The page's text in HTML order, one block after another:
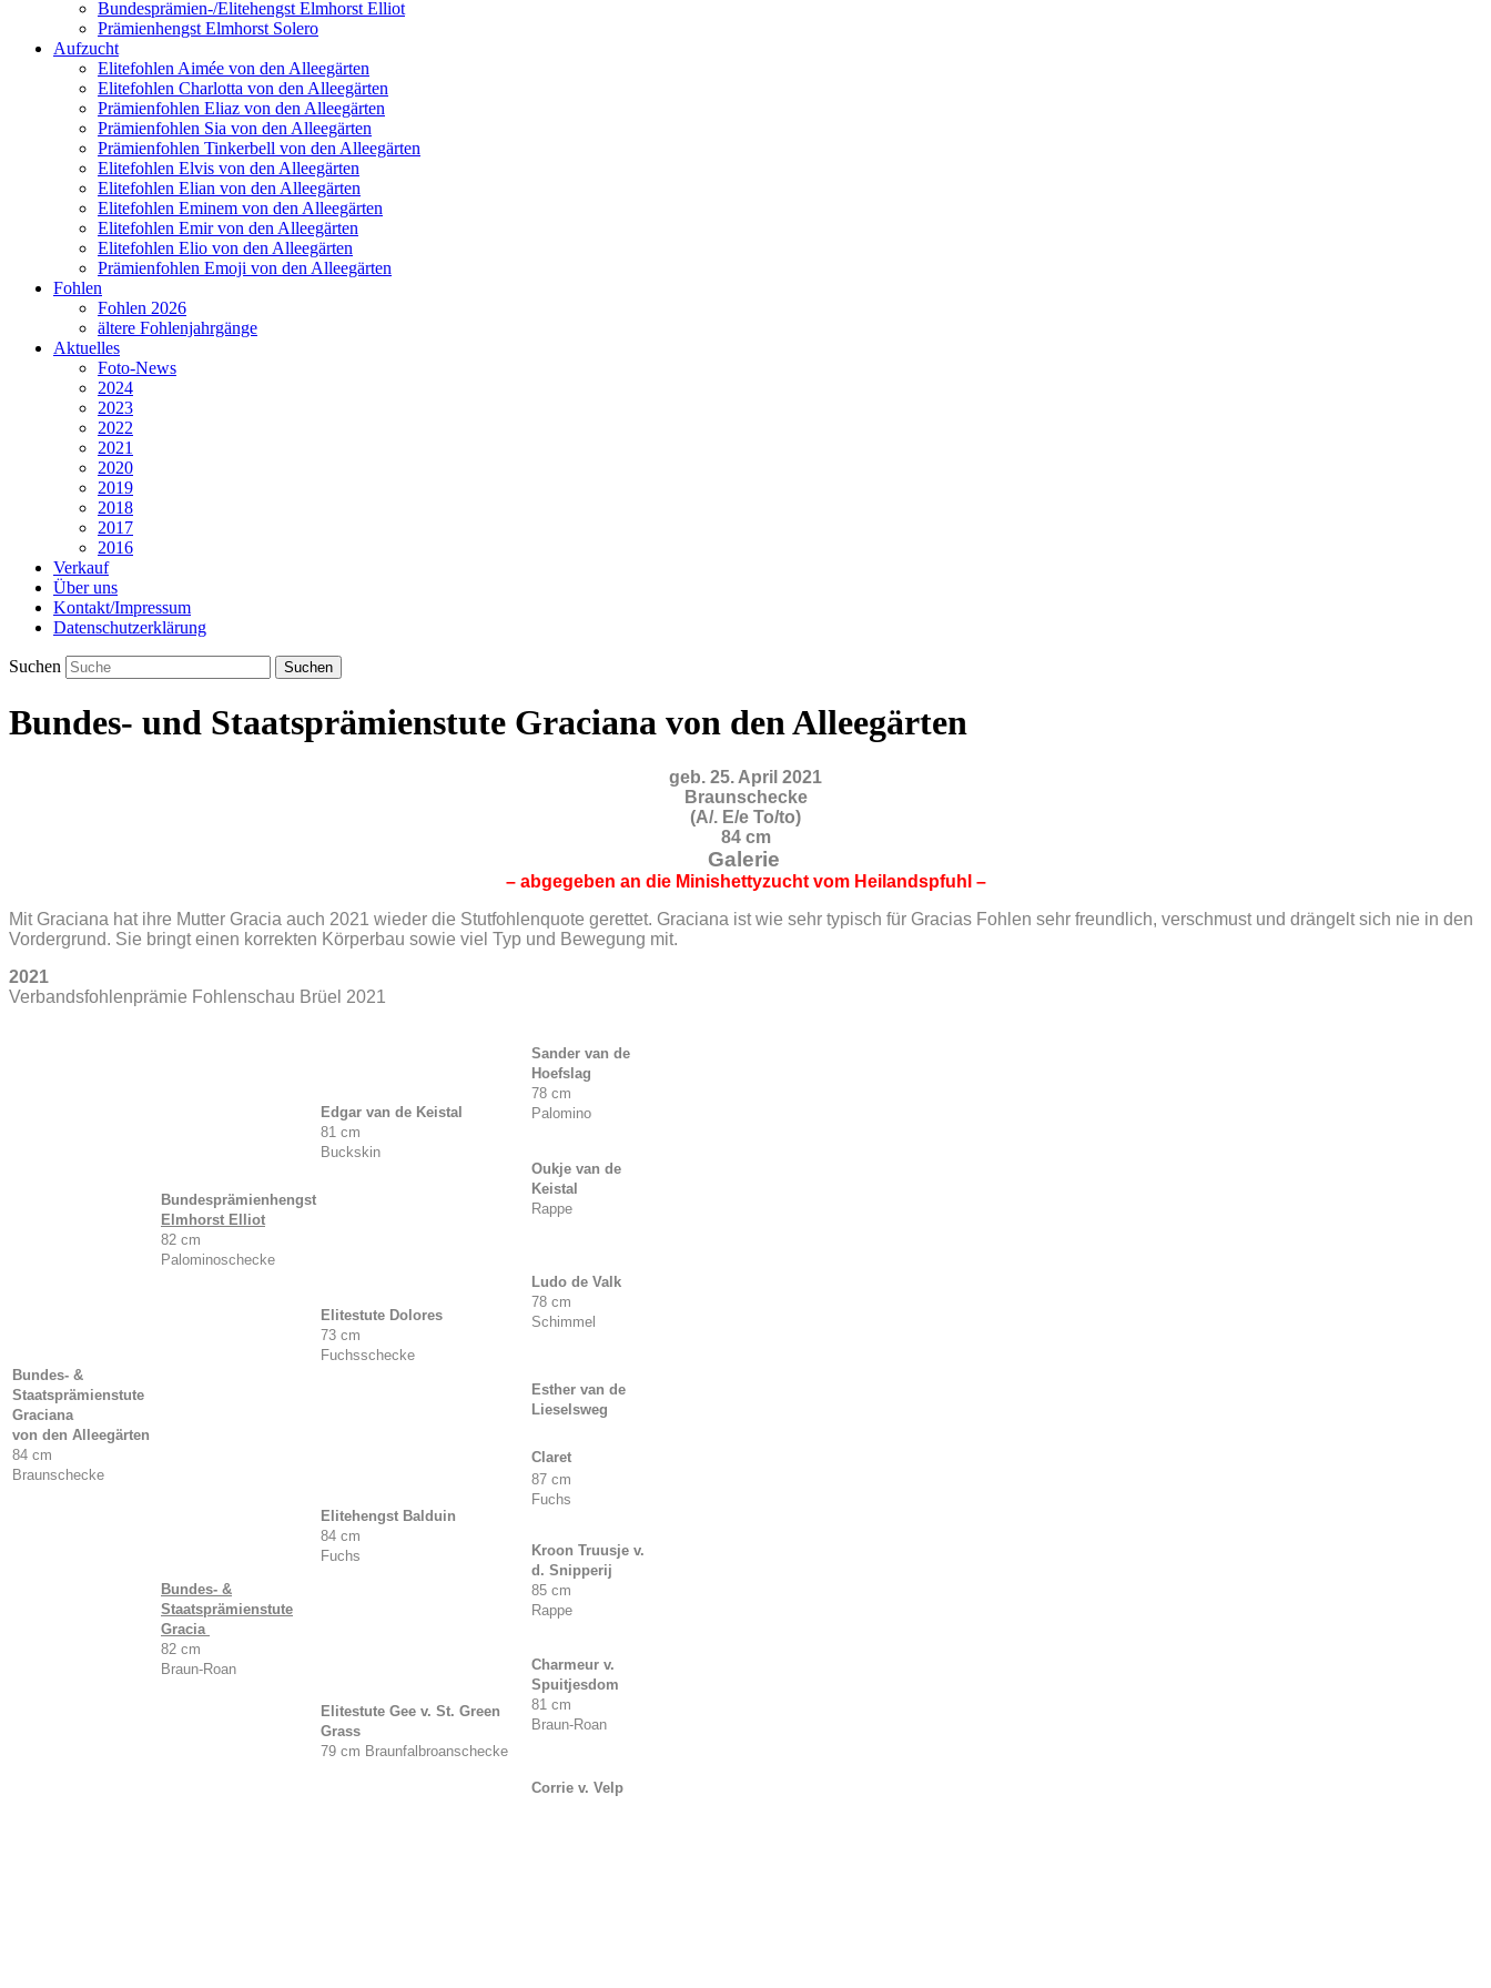
Bundesprämien-/Elitehengst Elmhorst Elliot
Prämienhengst Elmhorst Solero
Aufzucht
Elitefohlen Aimée von den Alleegärten
Elitefohlen Charlotta von den Alleegärten
Prämienfohlen Eliaz von den Alleegärten
Prämienfohlen Sia von den Alleegärten
Prämienfohlen Tinkerbell von den Alleegärten
Elitefohlen Elvis von den Alleegärten
Elitefohlen Elian von den Alleegärten
Elitefohlen Eminem von den Alleegärten
Elitefohlen Emir von den Alleegärten
Elitefohlen Elio von den Alleegärten
Prämienfohlen Emoji von den Alleegärten
Fohlen
Fohlen 2026
ältere Fohlenjahrgänge
Aktuelles
Foto-News
2024
2023
2022
2021
2020
2019
2018
2017
2016
Verkauf
Über uns
Kontakt/Impressum
Datenschutzerklärung
Suchen
Bundes- und Staatsprämienstute Graciana von den Alleegärten
geb. 25. April 2021
Braunschecke
(A/. E/e To/to)
84 cm
Galerie
– abgegeben an die Minishettyzucht vom Heilandspfuhl –
Mit Graciana hat ihre Mutter Gracia auch 2021 wieder die Stutfohlenquote gerettet. Graciana ist wie sehr typisch für Gracias Fohlen sehr freundlich, verschmust und drängelt sich nie in den
Vordergrund. Sie bringt einen korrekten Körperbau sowie viel Typ und Bewegung mit.
2021
Verbandsfohlenprämie Fohlenschau Brüel 2021
Bundes- &
Staatsprämienstute
Graciana
von den Alleegärten
84 cm
Braunschecke
Bundesprämienhengst
Elmhorst Elliot
82 cm
Palominoschecke
Edgar van de Keistal
81 cm
Buckskin
Sander van de
Hoefslag
78 cm
Palomino
Oukje van de
Keistal
Rappe
Elitestute Dolores
73 cm
Fuchsschecke
Ludo de Valk
78 cm
Schimmel
Esther van de
Lieselsweg
Bundes- &
Staatsprämienstute
Gracia
82 cm
Braun-Roan
Elitehengst Balduin
84 cm
Fuchs
Claret
87 cm
Fuchs
Kroon Truusje v.
d. Snipperij
85 cm
Rappe
Elitestute Gee v. St. Green
Grass
79 cm Braunfalbroanschecke
Charmeur v.
Spuitjesdom
81 cm
Braun-Roan
Corrie v. Velp